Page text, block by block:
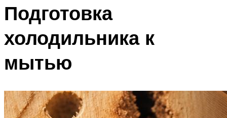
Подготовка
холодильника к
мытью